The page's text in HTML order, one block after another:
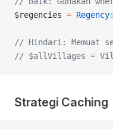
$regencies = Regency
// Hindari: Memuat
// $allVillages =
Strategi Caching